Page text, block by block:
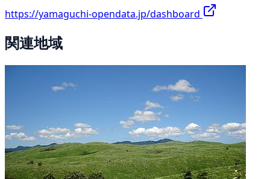
https://yamaguchi-opendata.jp/dashboard
関連地域